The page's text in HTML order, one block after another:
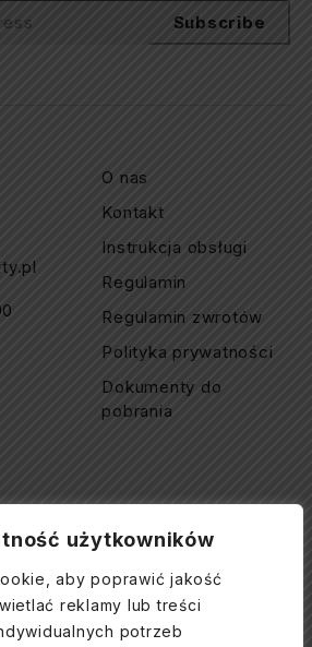
użytkowników
aby poprawić jakość
reklamy lub treści
potrzeb
Subscribe
O nas
Kontakt
Instrukcja obsługi
Regulamin
Regulamin zwrotów
Polityka prywatności
Dokumenty do
pobrania